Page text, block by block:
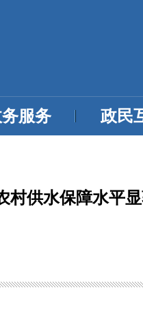
服务 政民
村供水保障水平